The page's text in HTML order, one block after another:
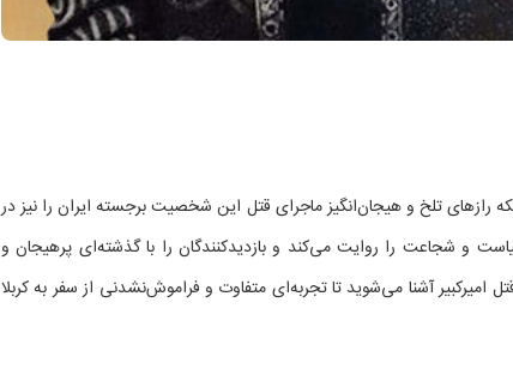
بلکه رازهای تلخ و هیجان‌انگیز ماجرای قتل این شخصیت برجسته ایران را نیز در
و شجاعت را روایت می‌کند و بازدیدکنندگان را با گذشته‌ای پرهیجان و
امیرکبیر آشنا می‌شوید تا تجربه‌ای متفاوت و فراموش‌نشدنی از سفر به کربلا